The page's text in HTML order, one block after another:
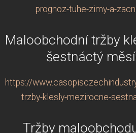
prognoz-tuhe-zimy-a-
Maloobchodní tržby
šestnáctý
https://
trzby-klesly-mezirocne-
Tržby